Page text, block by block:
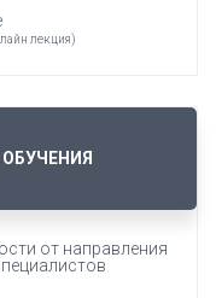
лекция)
от направления